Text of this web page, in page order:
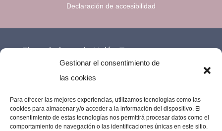
Gestionar el consentimiento de
las cookies
Para ofrecer las mejores experiencias, utilizamos tecnologías como las
cookies para almacenar y/o acceder a la información del dispositivo. El
consentimiento de estas tecnologías nos permitirá procesar datos como el
comportamiento de navegación o las identificaciones únicas en este sitio.
Declaración de accesibilidad
Financiado por la Unión Europea –
NextGenerationEU.